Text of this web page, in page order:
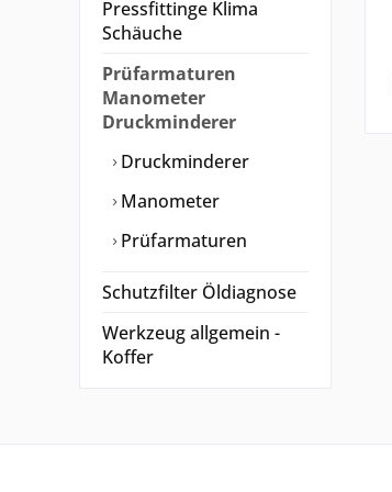
Pressfittinge Klima
Schäuche
Prüfarmaturen
Manometer
Druckminderer
Druckminderer
Manometer
Prüfarmaturen
Schutzfilter Öldiagnose
Werkzeug allgemein -
Koffer